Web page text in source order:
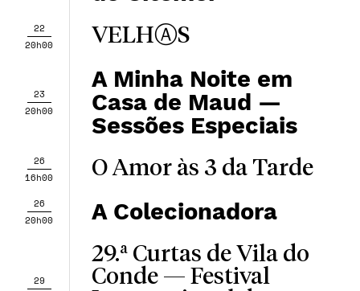
22
20h00
VELHⒶS
23
20h00
A Minha Noite em
Casa de Maud —
Sessões Especiais
26
16h00
O Amor às 3 da Tarde
26
20h00
A Colecionadora
29
29.ª Curtas de Vila do
Conde — Festival